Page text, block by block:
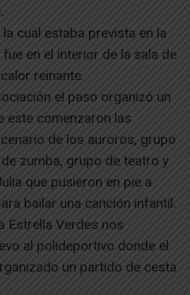
cual estaba prevista en la
en el interior de la sala de
reinante.
el paso organizó un
este comenzaron las
de los auroros, grupo
zumba, grupo de teatro y
que pusieron en pie a
bailar una canción infantil.
Estrella Verdes nos
al polideportivo donde el
un partido de cesta